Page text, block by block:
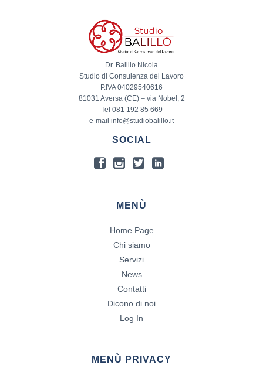
Dr. Balillo Nicola
Studio di Consulenza del Lavoro
P.IVA 04029540616
81031 Aversa (CE) – via Nobel, 2
Tel 081 192 85 669
e-mail info@studiobalillo.it
SOCIAL
MENÙ
Home Page
Chi siamo
Servizi
News
Contatti
Dicono di noi
Log In
MENÙ PRIVACY